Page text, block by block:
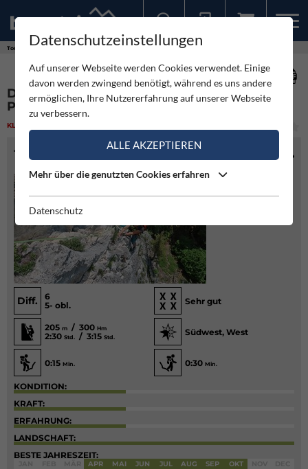
Touren Drei Musketiere und Luftikus - Plombergstein
DREI MUSKETIERE UND LUFTIKUS -
PLOMBERGSTEIN
KLETTERN
TOURENINFO
Diff.
6
5- obl.
Sehr gut
205 m / 300 Hm
2:30 Std. / 3:15 Std.
Südwest, West
0:15 Min. 0:30 Min.
KONDITION:
KRAFT:
ERFAHRUNG:
LANDSCHAFT:
BESTE JAHRESZEIT:
APR MAI JUN JUL AUG SEP OKT
Datenschutzeinstellungen
Auf unserer Webseite werden Cookies verwendet. Einige
davon werden zwingend benötigt, während es uns andere
ermöglichen, Ihre Nutzererfahrung auf unserer Webseite
zu verbessern.
ALLE AKZEPTIEREN
Mehr über die genutzten Cookies erfahren
Datenschutz